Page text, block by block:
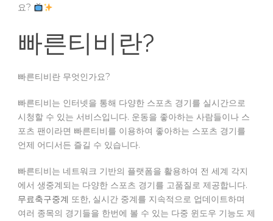
요?
빠른티비란?
빠른티비란 무엇인가요?
빠른티비는 인터넷을 통해 다양한 스포츠 경기를 실시간으로
시청할 수 있는 서비스입니다. 운동을 좋아하는 사람들이나 스
포츠 팬이라면 빠른티비를 이용하여 좋아하는 스포츠 경기를
언제 어디서든 즐길 수 있습니다.
빠른티비는 네트워크 기반의 플랫폼을 활용하여 전 세계 각지
에서 생중계되는 다양한 스포츠 경기를 고품질로 제공합니다.
무료축구중계 또한, 실시간 중계를 지속적으로 업데이트하며
여러 종목의 경기들을 한번에 볼 수 있는 다중 윈도우 기능도 제